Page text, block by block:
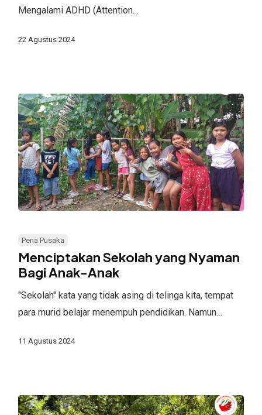
Bangsa
Mengalami ADHD (Attention…
22 Agustus 2024
Sekolah
yang
Nyaman
Anak
Pena Pusaka
Menciptakan Sekolah yang Nyaman
Bagi Anak-Anak
"Sekolah" kata yang tidak asing di telinga kita, tempat
para murid belajar menempuh pendidikan. Namun…
11 Agustus 2024